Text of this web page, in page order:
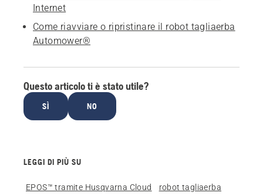
Internet
Come riavviare o ripristinare il robot tagliaerba
Automower®
Questo articolo ti è stato utile?
SÌ NO
LEGGI DI PIÙ SU
EPOS™ tramite Husqvarna Cloud
robot tagliaerba